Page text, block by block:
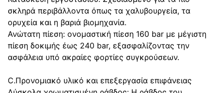
σκληρά περιβάλλοντα όπως τα χαλυβουργεία, τα
ορυχεία και η βαριά βιομηχανία.
Ανώτατη πίεση: ονομαστική πίεση 160 bar με μέγιστη
πίεση δοκιμής έως 240 bar, εξασφαλίζοντας την
ασφάλεια υπό ακραίες φορτίες συγκρούσεων.
C.Προνομιακό υλικό και επεξεργασία επιφάνειας